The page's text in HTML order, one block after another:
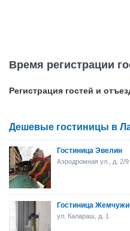
Время регистрации
Регистрация гостей и
Дешевые гостиницы в
Гостиница Эвелин
Аэродромная ул., д. 2/9
Гостиница
ул. Калараш, д. 1